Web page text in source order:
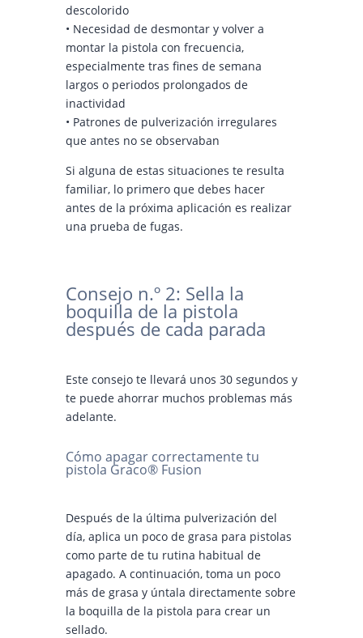
descolorido
• Necesidad de desmontar y volver a
montar la pistola con frecuencia,
especialmente tras fines de semana
largos o periodos prolongados de
inactividad
• Patrones de pulverización irregulares
que antes no se observaban
Si alguna de estas situaciones te resulta
familiar, lo primero que debes hacer
antes de la próxima aplicación es realizar
una prueba de fugas.
Consejo n.º 2: Sella la
boquilla de la pistola
después de cada parada
Este consejo te llevará unos 30 segundos y
te puede ahorrar muchos problemas más
adelante.
Cómo apagar correctamente tu
pistola Graco® Fusion
Después de la última pulverización del
día, aplica un poco de grasa para pistolas
como parte de tu rutina habitual de
apagado. A continuación, toma un poco
más de grasa y úntala directamente sobre
la boquilla de la pistola para crear un
sellado.